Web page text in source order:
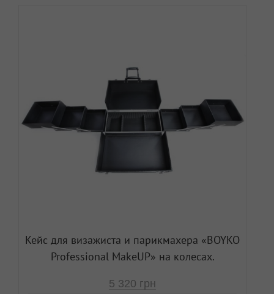
Кейс для визажиста и парикмахера «ВOYKO
Professional MakeUP» на колесах.
5 320 грн